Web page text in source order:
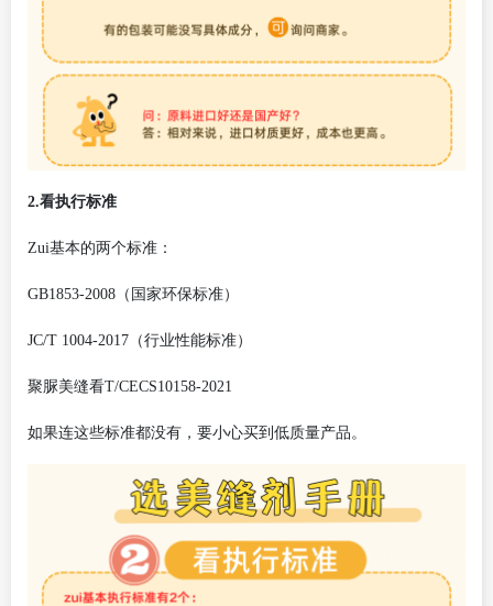
2.看执行标准
Zui基本的两个标准：
GB1853-2008（国家环保标准）
JC/T 1004-2017（行业性能标准）
聚脲美缝看T/CECS10158-2021
如果连这些标准都没有，要小心买到低质量产品。